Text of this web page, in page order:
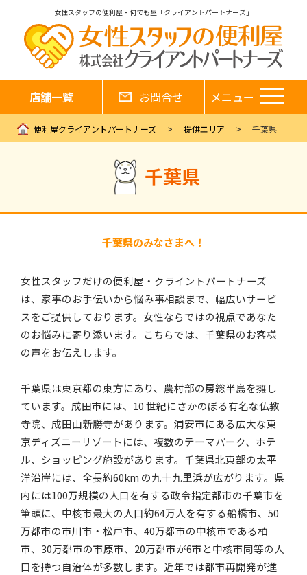
女性スタッフの便利屋・何でも屋「クライアントパートナーズ」
店舗一覧 お問合せ メニュー
便利屋クライアントパートナーズ 提供エリア 千葉県
千葉県
千葉県のみなさまへ！
女性スタッフだけの便利屋・クライントパートナーズ
は、家事のお手伝いから悩み事相談まで、幅広いサービ
スをご提供しております。女性ならではの視点であなた
のお悩みに寄り添います。こちらでは、千葉県のお客様
の声をお伝えします。
千葉県は東京都の東方にあり、農村部の房総半島を擁し
ています。成田市には、10 世紀にさかのぼる有名な仏教
寺院、成田山新勝寺があります。浦安市にある広大な東
京ディズニーリゾートには、複数のテーマパーク、ホテ
ル、ショッピング施設があります。千葉県北東部の太平
洋沿岸には、全長約60km の九十九里浜が広がります。県
内には100万規模の人口を有する政令指定都市の千葉市を
筆頭に、中核市最大の人口約64万人を有する船橋市、50
万都市の市川市・松戸市、40万都市の中核市である柏
市、30万都市の市原市、20万都市が6市と中核市同等の人
口を持つ自治体が多数します。近年では都市再開発が進